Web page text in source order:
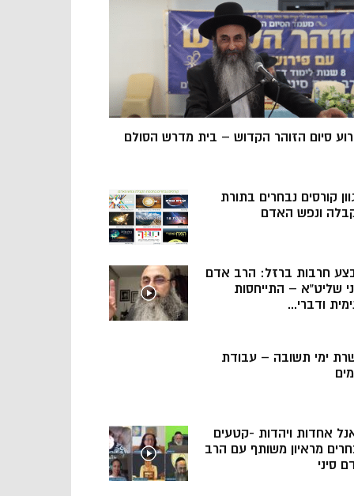
סיום הזוהר הקדוש – בית מדרש הסולם
קורסים נבחרים בתורת
ונפש האדם
חרבות ברזל: הרב אדם
שליט”א – התייחסות
ודברי...
ימי תשובה – עבודת
אחדות ויהדות -קטעים
מראיון משותף עם הרב
סיני